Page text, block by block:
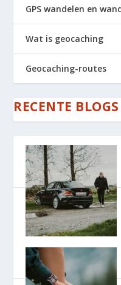
GPS wandelen en
Wat is geocaching
Geocaching-routes
RECENTE